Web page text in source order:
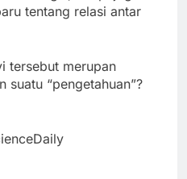
tentang relasi antar
tersebut merupan
suatu “pengetahuan”?